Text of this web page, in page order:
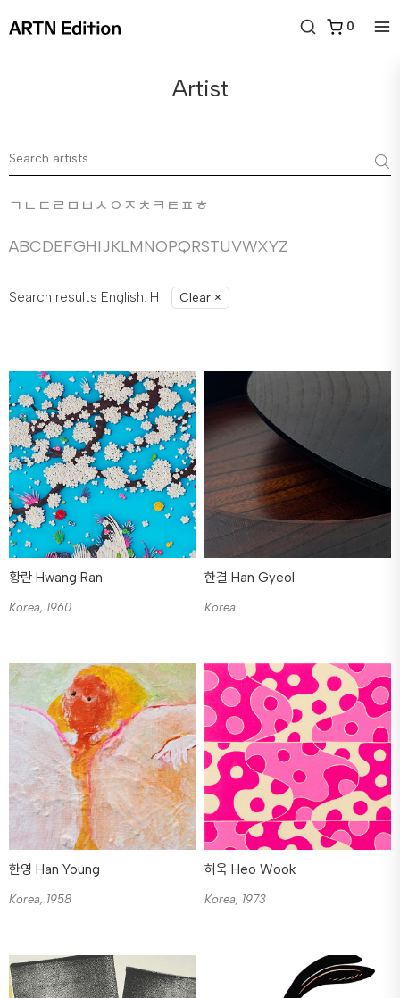
0
Artist
ㄱ ㄴ ㄷ ㄹ ㅁ ㅂ ㅅ ㅇ ㅈ ㅊ ㅋ ㅌ ㅍ ㅎ
ABCDEFGHIJKLMNOPQRSTUVWXYZ
Search results English: H Clear ×
황란 Hwang Ran
Korea, 1960
한결 Han Gyeol
Korea
한영 Han Young
Korea, 1958
허욱 Heo Wook
Korea, 1973